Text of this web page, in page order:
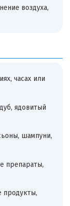
воздуха,
часах или
ядовитый
шампуни,
препараты,
продукты,